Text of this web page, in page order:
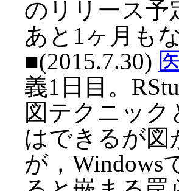
のリリース予
あと1ヶ月も
■(2015.7.30)
義1日目。
図テクニッ
はできるが図
が，Windows